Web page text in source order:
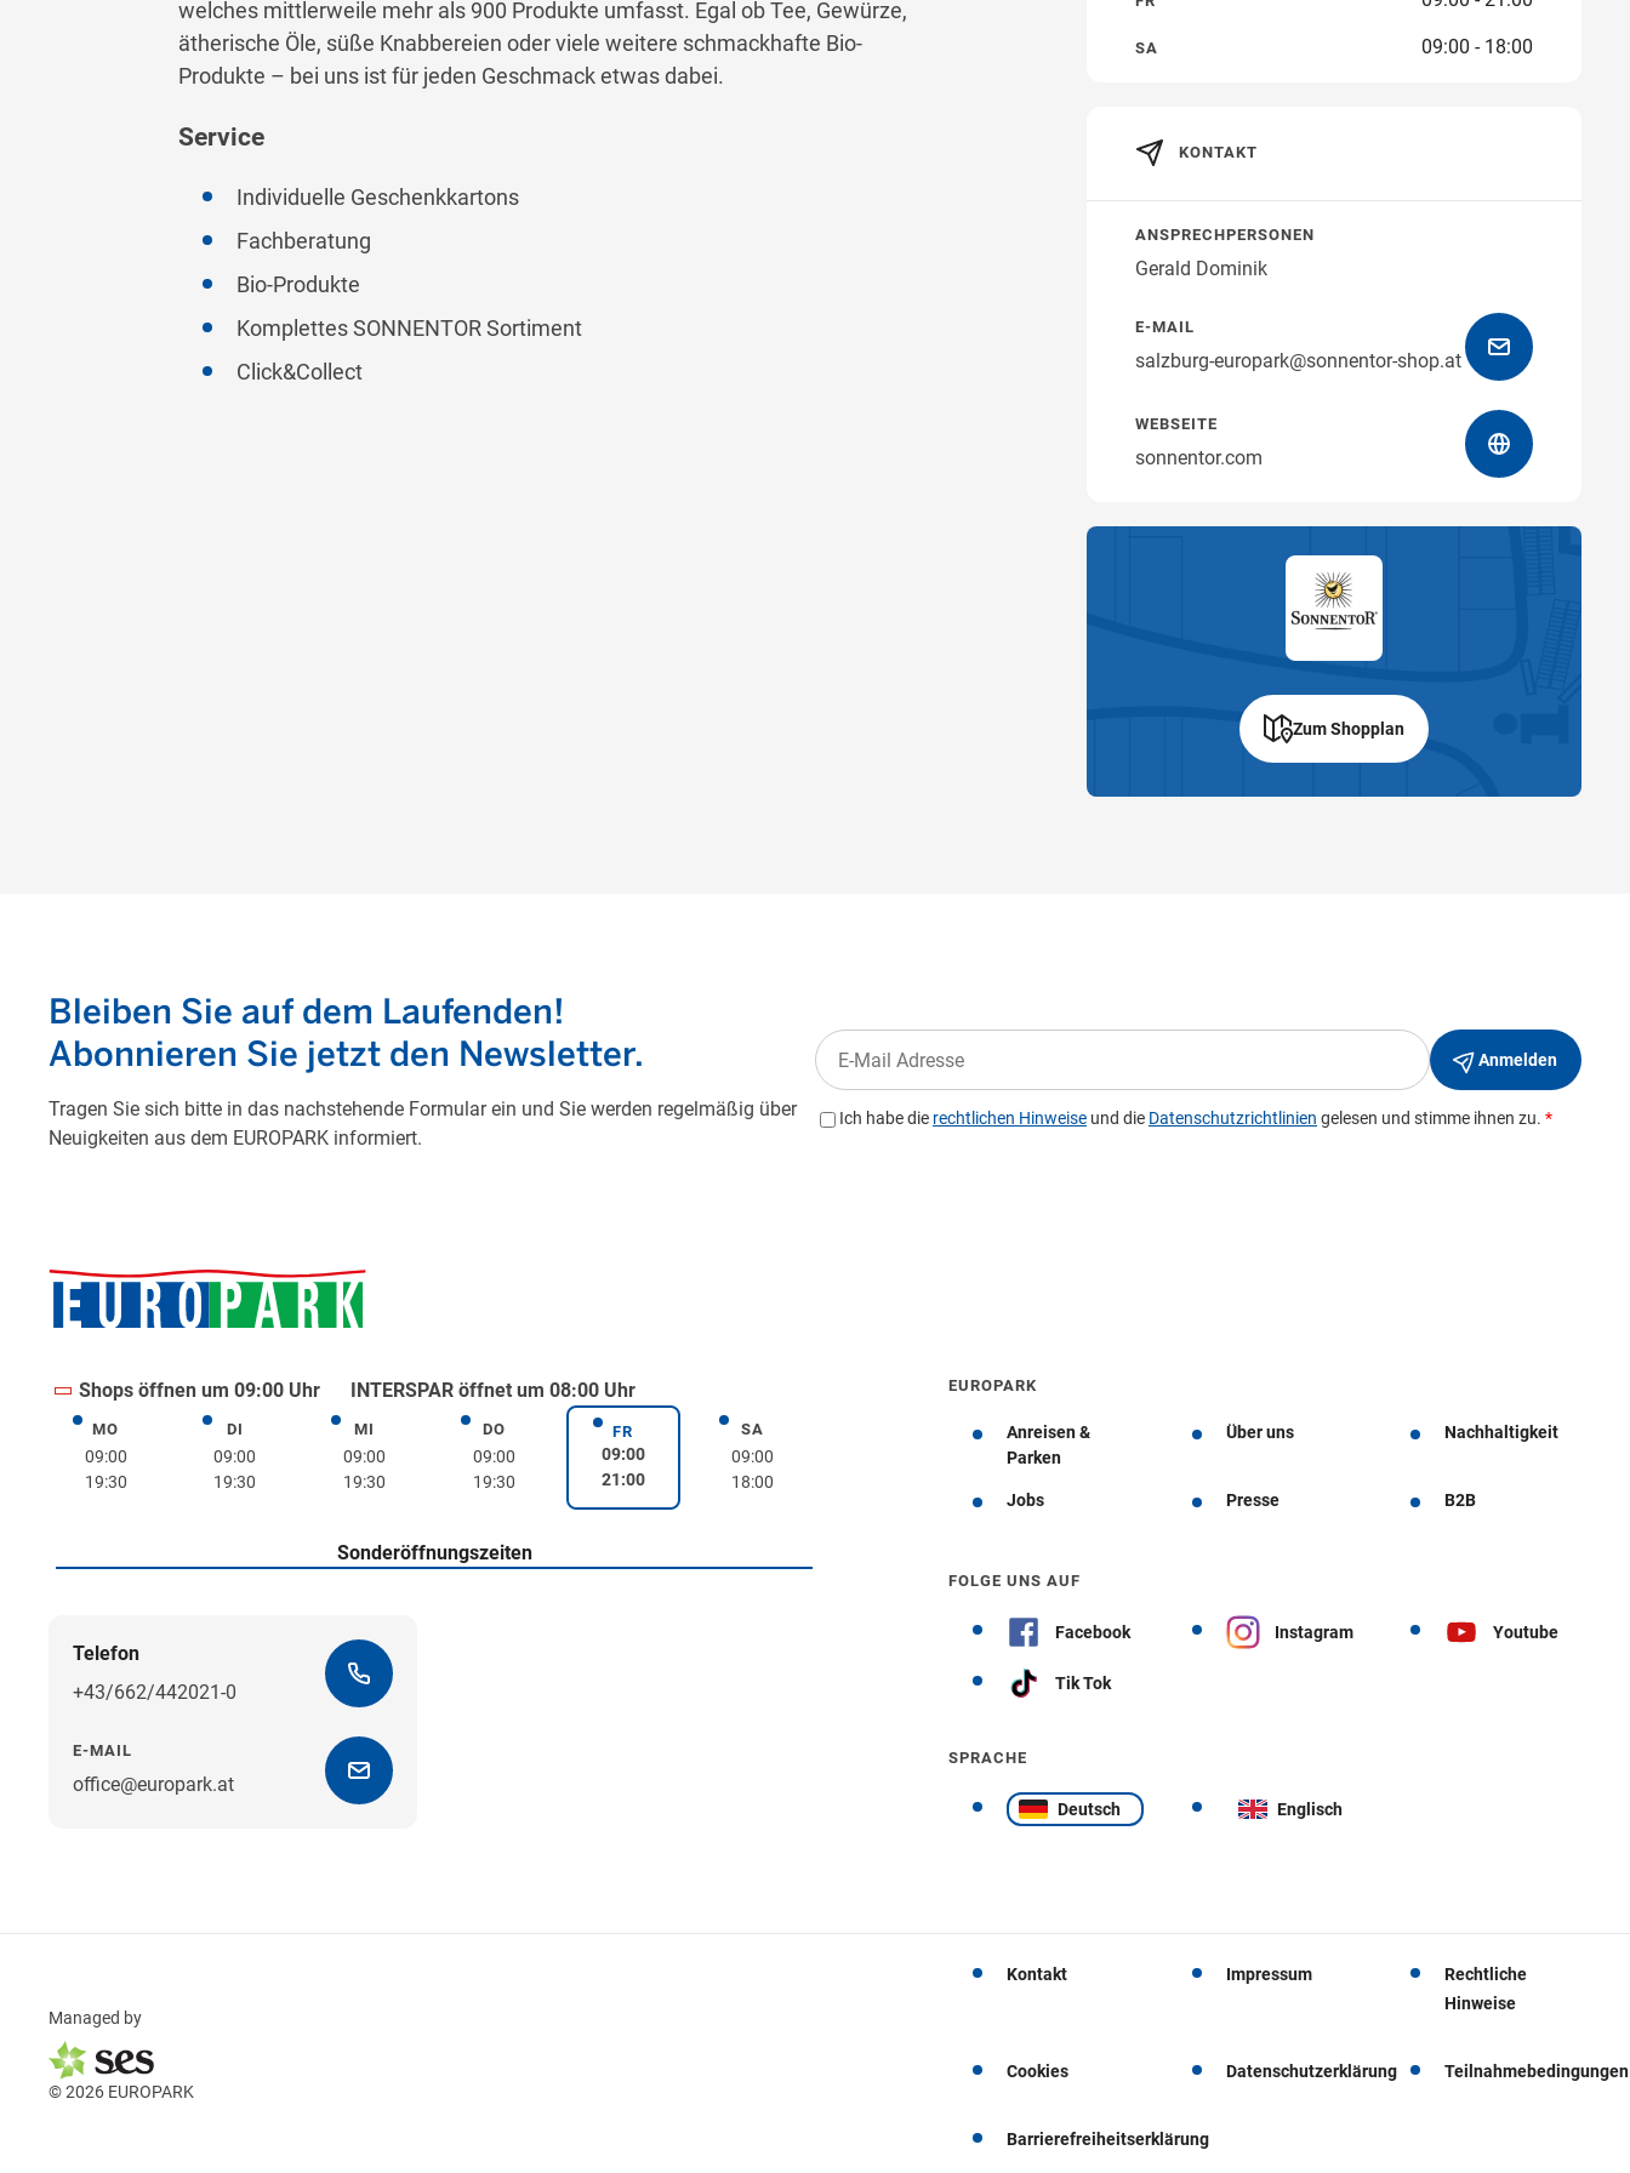
welches mittlerweile mehr als 900 Produkte umfasst. Egal ob Tee, Gewürze,
ätherische Öle, süße Knabbereien oder viele weitere schmackhafte Bio-
Produkte – bei uns ist für jeden Geschmack etwas dabei.
Service
Individuelle Geschenkkartons
Fachberatung
Bio-Produkte
Komplettes SONNENTOR Sortiment
Click&Collect
SA 09:00 - 18:00
KONTAKT
ANSPRECHPERSONEN
Gerald Dominik
E-MAIL
salzburg-europark@sonnentor-shop.at
WEBSEITE
sonnentor.com
Zum Shopplan
Shops öffnen um 09:00 Uhr INTERSPAR öffnet um 08:00 Uhr
MOMontag
09:00
19:30
DIDienstag
09:00
19:30
MIMittwoch
09:00
19:30
DODonnerstag
09:00
19:30
FRFreitag
09:00
21:00
SASamstag
09:00
18:00
Sonderöffnungszeiten
Telefon
+43/662/442021-0
E-MAIL
office@europark.at
EUROPARK
Anreisen &
Parken
Über uns Nachhaltigkeit
Jobs Presse B2B
FOLGE UNS AUF
Facebook Instagram Youtube
Tik Tok
SPRACHE
Deutsch Englisch
Managed by
© 2026 EUROPARK
Kontakt Impressum
Rechtliche
Hinweise
Cookies Datenschutzerklärung Teilnahmebedingungen
Barrierefreiheitserklärung